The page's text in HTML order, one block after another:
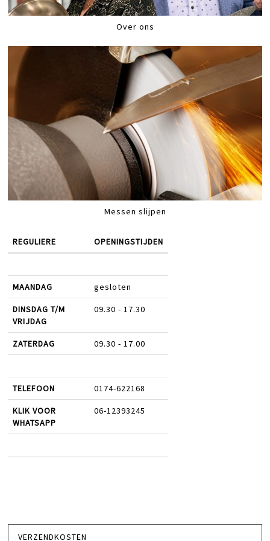
Over ons
Messen slijpen
REGULIERE OPENINGSTIJDEN
MAANDAG gesloten
DINSDAG T/M
VRIJDAG
09.30 - 17.30
ZATERDAG 09.30 - 17.00
TELEFOON 0174-622168
KLIK VOOR
WHATSAPP
06-12393245
VERZENDKOSTEN